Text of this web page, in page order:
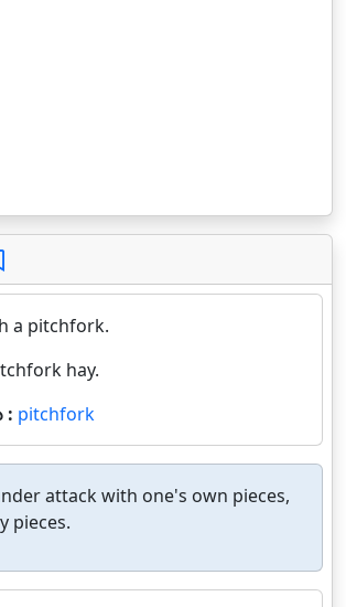
a pitchfork.
hay.
: pitchfork
attack with one's own pieces,
pieces.